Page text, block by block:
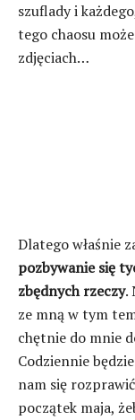
szuflady i
tego chaosu
zdjęciach…
Dlatego właśnie
pozbywanie się
zbędnych rzeczy.
ze mną w tym
chętnie do mnie
Codziennie
nam się
początek maja,